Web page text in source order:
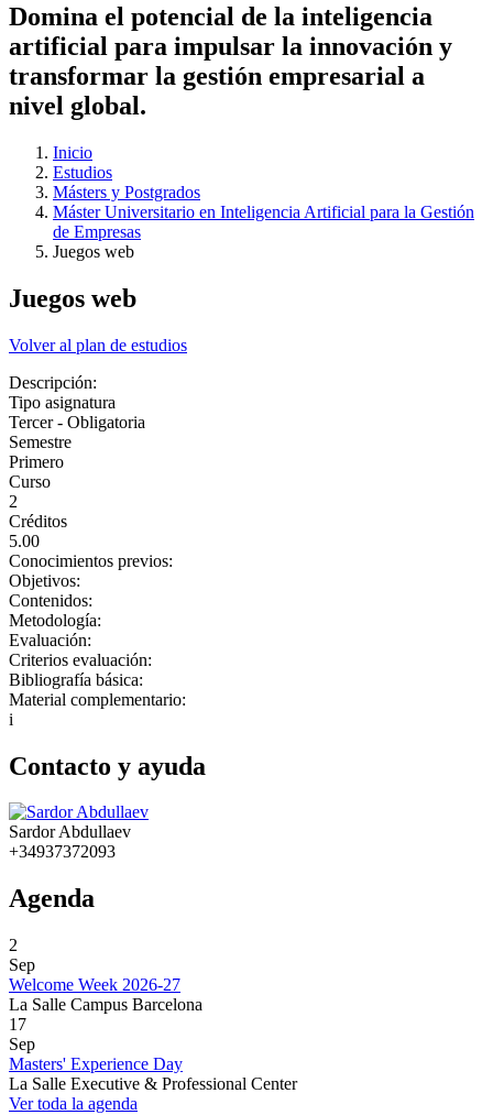
Domina el potencial de la inteligencia
artificial para impulsar la innovación y
transformar la gestión empresarial a
nivel global.
Inicio
Estudios
Másters y Postgrados
Máster Universitario en Inteligencia Artificial para la Gestión
de Empresas
Juegos web
Juegos web
Volver al plan de estudios
Descripción:
Tipo asignatura
Tercer - Obligatoria
Semestre
Primero
Curso
2
Créditos
5.00
Conocimientos previos:
Objetivos:
Contenidos:
Metodología:
Evaluación:
Criterios evaluación:
Bibliografía básica:
Material complementario:
i
Contacto y ayuda
Sardor Abdullaev
+34937372093
Agenda
2
Sep
Welcome Week 2026-27
La Salle Campus Barcelona
17
Sep
Masters' Experience Day
La Salle Executive & Professional Center
Ver toda la agenda